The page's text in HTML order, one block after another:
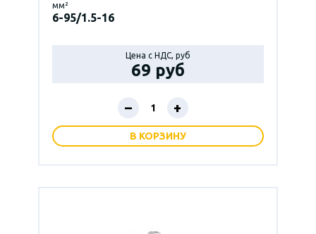
мм²
6-95/1.5-16
Цена с НДС, руб
69 руб
– +
В КОРЗИНУ